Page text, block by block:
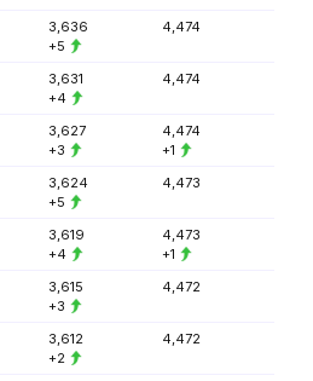
3,636
+5
4,474
3,631
+4
4,474
3,627
+3
4,474
+1
3,624
+5
4,473
3,619
+4
4,473
+1
3,615
+3
4,472
3,612
+2
4,472